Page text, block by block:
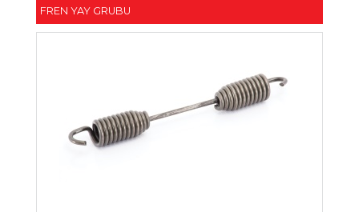
FREN YAY GRUBU